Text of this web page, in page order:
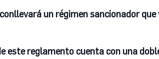
un régimen sancionador
este reglamento cuenta con una